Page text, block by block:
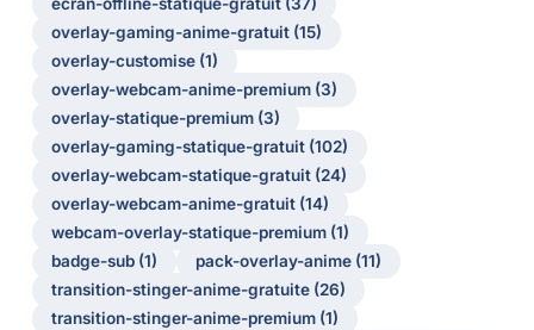
ecran-offline-statique-gratuit (37)
overlay-gaming-anime-gratuit (15)
overlay-customise (1)
overlay-webcam-anime-premium (3)
overlay-statique-premium (3)
overlay-gaming-statique-gratuit (102)
overlay-webcam-statique-gratuit (24)
overlay-webcam-anime-gratuit (14)
webcam-overlay-statique-premium (1)
badge-sub (1)
pack-overlay-anime (11)
transition-stinger-anime-gratuite (26)
transition-stinger-anime-premium (1)